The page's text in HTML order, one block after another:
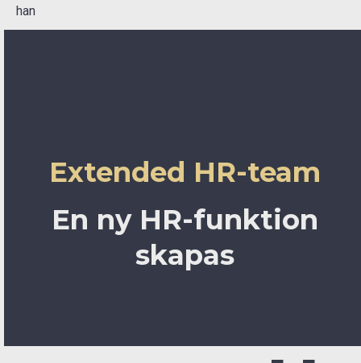
han
Extended HR-team
En ny HR-funktion
skapas